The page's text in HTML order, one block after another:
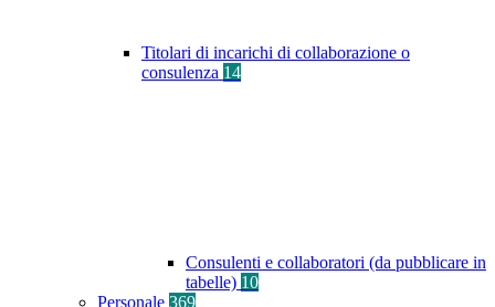
Titolari di incarichi di collaborazione o
consulenza 14
Consulenti e collaboratori (da pubblicare in
tabelle) 10
Personale 369